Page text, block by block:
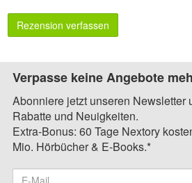
Rezension verfassen
Verpasse keine Angebote
Abonniere jetzt unseren Newsletter
Rabatte und Neuigkeiten.
Extra-Bonus: 60 Tage Nextory
Mio. Hörbücher & E-Books.*